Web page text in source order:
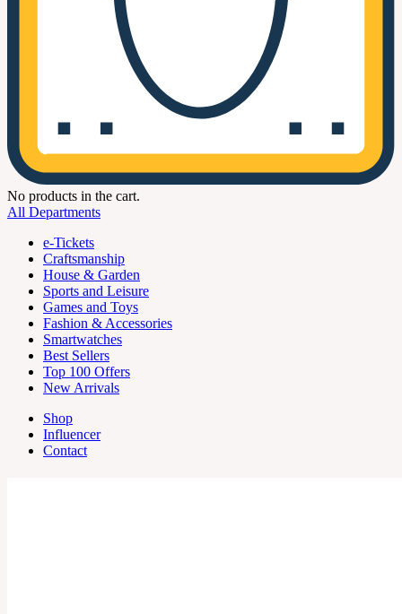
No products in the cart.
All Departments
e-Tickets
Craftsmanship
House & Garden
Sports and Leisure
Games and Toys
Fashion & Accessories
Smartwatches
Best Sellers
Top 100 Offers
New Arrivals
Shop
Influencer
Contact